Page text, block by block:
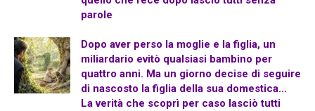
parole
Dopo aver perso la moglie e la figlia, un
miliardario evitò qualsiasi bambino per
quattro anni. Ma un giorno decise di seguire
di nascosto la figlia della sua domestica…
La verità che scoprì per caso lasciò tutti